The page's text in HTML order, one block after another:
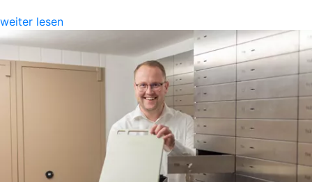
weiter lesen